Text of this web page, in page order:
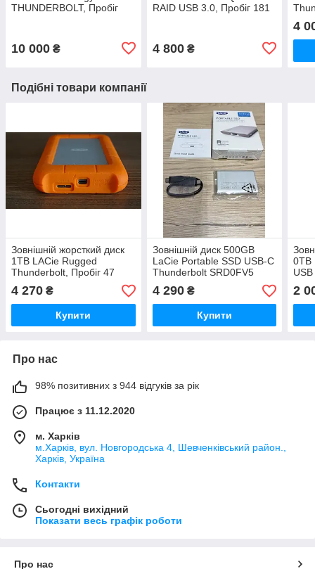
THUNDERBOLT, Пробіг
10 000 ₴
RAID USB 3.0, Пробіг 181
4 800₴
4
Подібні товари компанії
Зовнішній жорсткий диск
1TB LACie Rugged
Thunderbolt, Пробіг 47
годин, 57 запусків
4 270 ₴
Купити
Зовнішній диск 500GB
LaCie Portable SSD USB-C
Thunderbolt SRD0FV5
STKS500400
4 290₴
Купити
0TB
2
Про нас
98% позитивних з 944 відгуків за рік
Працює з 11.12.2020
м. Харків
м.Харків, вул. Новгородська 4, Шевченківський район.,
Харків, Україна
Контакти
Сьогодні вихідний
Показати весь графік роботи
Про нас